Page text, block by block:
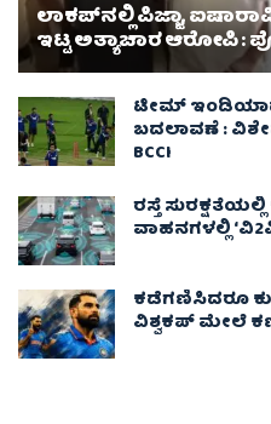
ಲಾಕಪ್‌ನಲ್ಲಿ ಪಿಜ್ಜಾ,
ಇಟ್ಟ ಅತ್ಯಾಚಾರ ಆರೋಪಿ :
ಟೀಮ್
ಬದಲಾವಣೆ :
BCCI
ರಸ್ತೆ
ವಾಹನಗಳಲ್ಲಿ
ಕಡೆಗಣಿಸಿದರೂ
ವಿಶ್ವಕಪ್‌ ಮೇಲೆ